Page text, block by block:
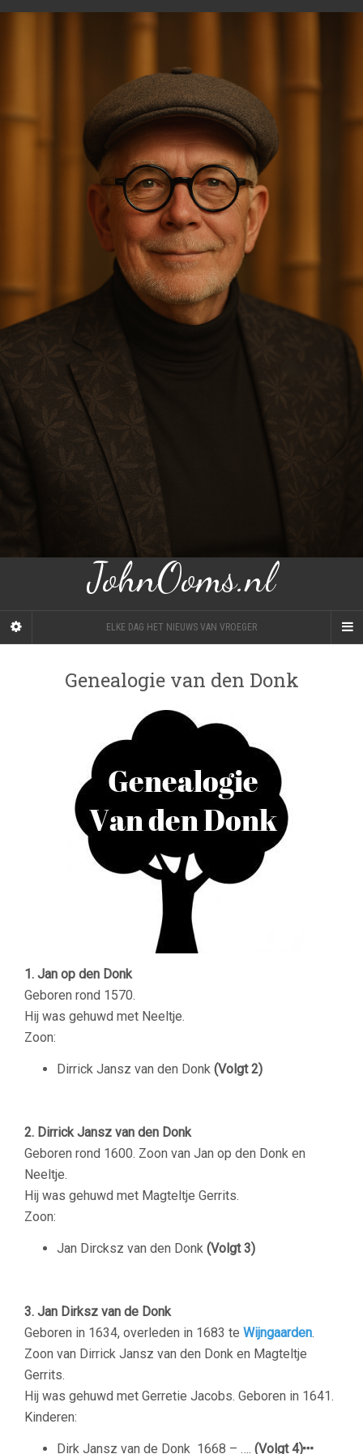
JohnOoms.nl
ELKE DAG HET NIEUWS VAN VROEGER
Genealogie van den Donk
1. Jan op den Donk
Geboren rond 1570.
Hij was gehuwd met Neeltje.
Zoon:
Dirrick Jansz van den Donk (Volgt 2)
2. Dirrick Jansz van den Donk
Geboren rond 1600. Zoon van Jan op den Donk en
Neeltje.
Hij was gehuwd met Magteltje Gerrits.
Zoon:
Jan Dircksz van den Donk (Volgt 3)
3. Jan Dirksz van de Donk
Geboren in 1634, overleden in 1683 te Wijngaarden.
Zoon van Dirrick Jansz van den Donk en Magteltje
Gerrits.
Hij was gehuwd met Gerretie Jacobs. Geboren in 1641.
Kinderen:
Dirk Jansz van de Donk 1668 – …. (Volgt 4)